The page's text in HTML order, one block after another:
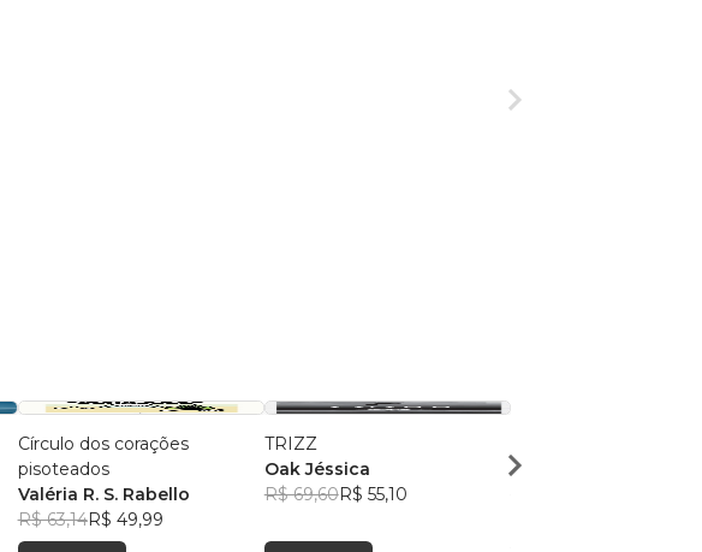
Círculo dos corações
pisoteados
Valéria R. S. Rabello
R$ 63,14R$ 49,99
TRIZZ
Oak Jéssica
R$ 69,60R$ 55,10
Jucelio Gomes